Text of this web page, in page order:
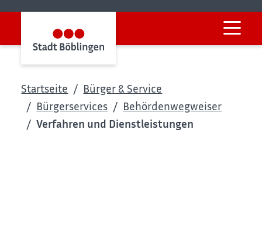
Startseite
Bürger & Service
Bürgerservices
Behördenwegweiser
Verfahren und Dienstleistungen